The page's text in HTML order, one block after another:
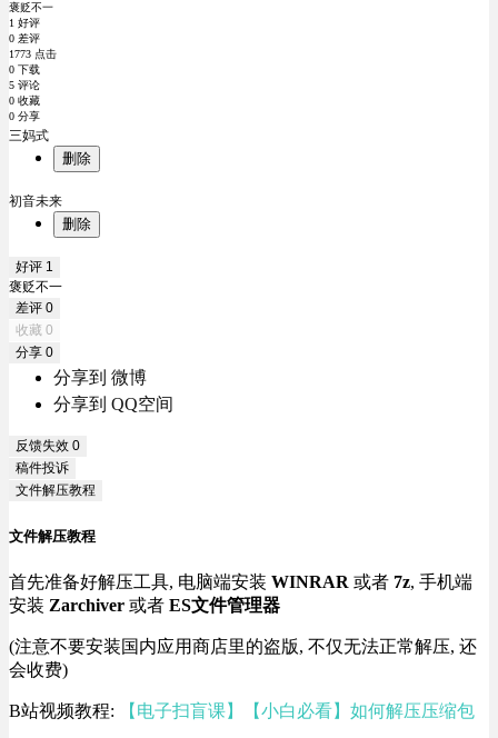
褒贬不一
1 好评
0 差评
1773 点击
0 下载
5 评论
0 收藏
0 分享
三妈式
删除
初音未来
删除
好评 1
褒贬不一
差评 0
收藏 0
分享 0
分享到 微博
分享到 QQ空间
反馈失效 0
稿件投诉
文件解压教程
文件解压教程
首先准备好解压工具, 电脑端安装 WINRAR 或者 7z, 手机端
安装 Zarchiver 或者 ES文件管理器
(注意不要安装国内应用商店里的盗版, 不仅无法正常解压, 还
会收费)
B站视频教程: 【电子扫盲课】【小白必看】如何解压压缩包